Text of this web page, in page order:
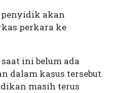
penyidik akan
perkara ke
ini belum ada
dalam kasus tersebut.
masih terus